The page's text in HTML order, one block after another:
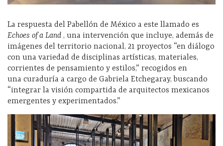
La respuesta del Pabellón de México a este llamado es
Echoes of a Land , una intervención que incluye, además de
imágenes del territorio nacional, 21 proyectos “en diálogo
con una variedad de disciplinas artísticas, materiales,
corrientes de pensamiento y estilos,” recogidos en
una curaduría a cargo de Gabriela Etchegaray, buscando
“integrar la visión compartida de arquitectos mexicanos
emergentes y experimentados.”